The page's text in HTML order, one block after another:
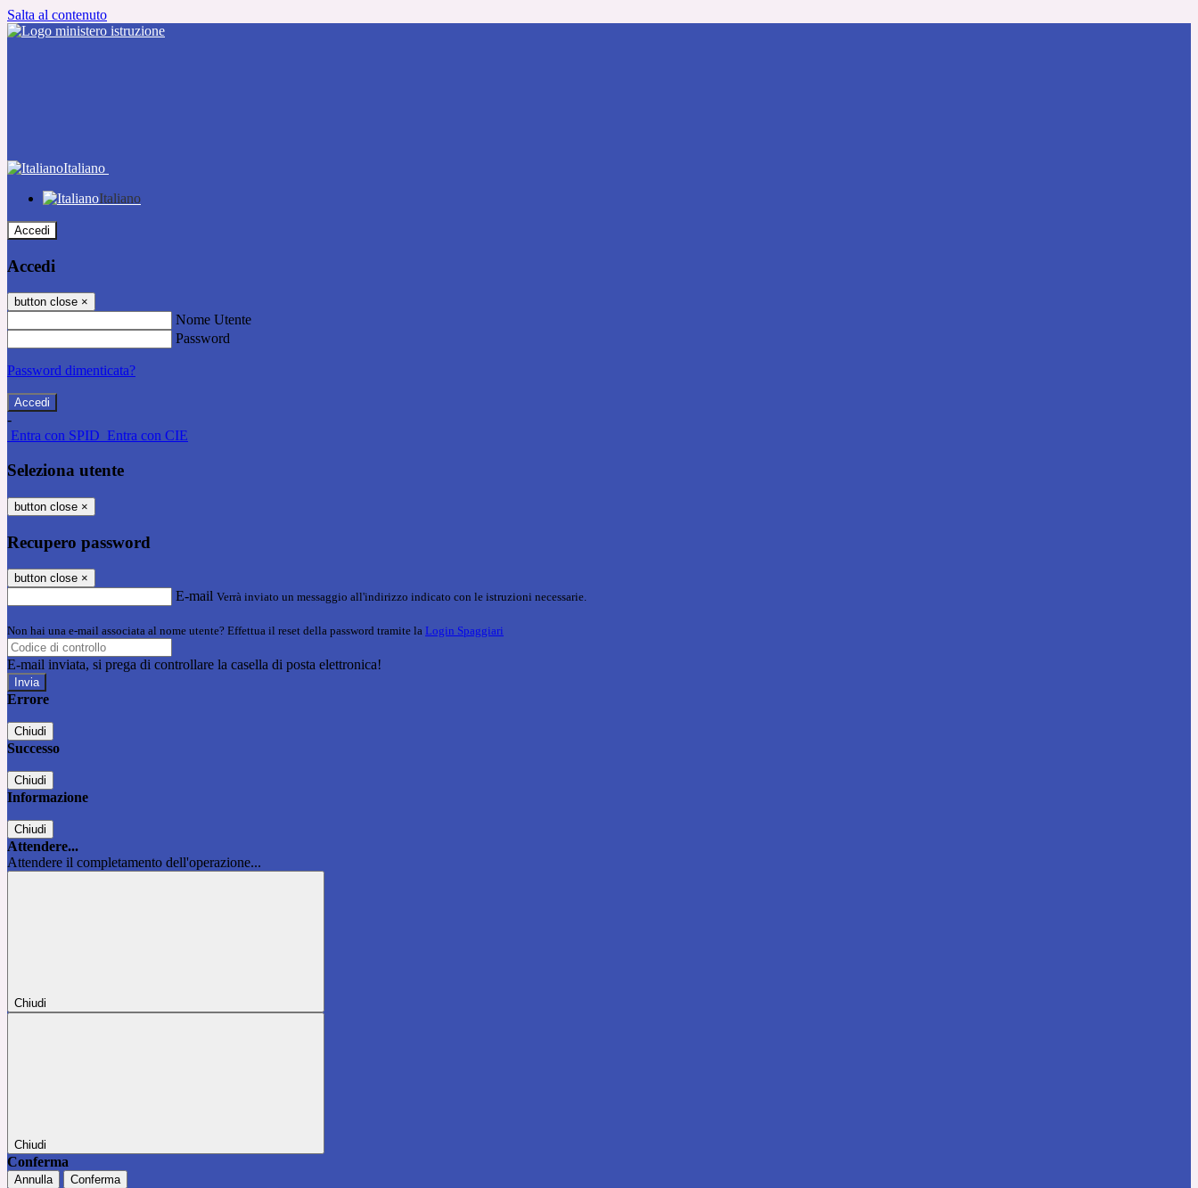
Salta al contenuto
Italiano
Italiano
Accedi
Accedi
button close ×
Nome Utente
Password
Password dimenticata?
-
Entra con SPID Entra con CIE
Seleziona utente
button close ×
Recupero password
button close ×
E-mail Verrà inviato un messaggio all'indirizzo indicato con le istruzioni necessarie.
Non hai una e-mail associata al nome utente? Effettua il reset della password tramite la Login Spaggiari
E-mail inviata, si prega di controllare la casella di posta elettronica!
Errore
Chiudi
Successo
Chiudi
Informazione
Chiudi
Attendere...
Attendere il completamento dell'operazione...
Chiudi
Chiudi
Conferma
Annulla Conferma